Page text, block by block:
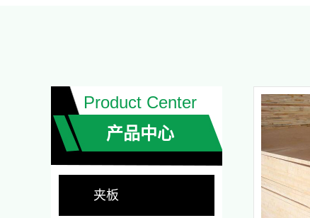
Product Center
产品中心
夹板